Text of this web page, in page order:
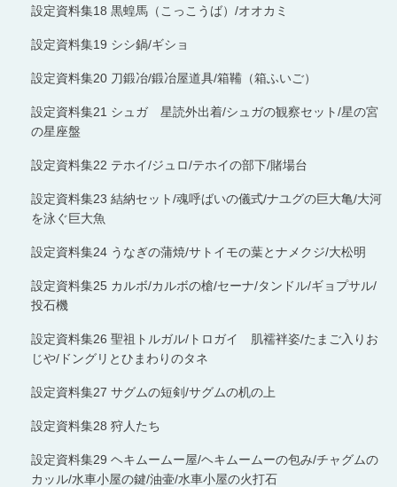
設定資料集18 黒蝗馬（こっこうば）/オオカミ
設定資料集19 シシ鍋/ギショ
設定資料集20 刀鍛冶/鍛冶屋道具/箱鞴（箱ふいご）
設定資料集21 シュガ 星読外出着/シュガの観察セット/星の宮
の星座盤
設定資料集22 テホイ/ジュロ/テホイの部下/賭場台
設定資料集23 結納セット/魂呼ばいの儀式/ナユグの巨大亀/大河
を泳ぐ巨大魚
設定資料集24 うなぎの蒲焼/サトイモの葉とナメクジ/大松明
設定資料集25 カルボ/カルボの槍/セーナ/タンドル/ギョプサル/
投石機
設定資料集26 聖祖トルガル/トロガイ 肌襦袢姿/たまご入りお
じや/ドングリとひまわりのタネ
設定資料集27 サグムの短剣/サグムの机の上
設定資料集28 狩人たち
設定資料集29 ヘキムームー屋/ヘキムームーの包み/チャグムの
カッル/水車小屋の鍵/油壷/水車小屋の火打石